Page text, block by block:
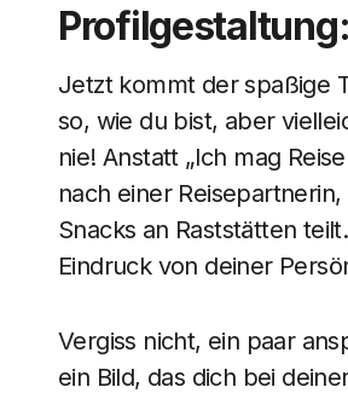
Jetzt kommt der spaßige
so, wie du bist, aber
nie! Anstatt „Ich mag
nach einer
Snacks an Raststätten
Eindruck von deiner
Vergiss nicht, ein paar
ein Bild, das dich bei